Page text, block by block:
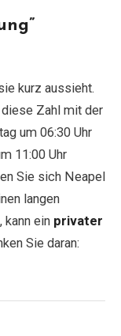
kurz aussieht.
Zahl mit der
um 06:30 Uhr
11:00 Uhr
Sie sich Neapel
langen
kann ein privater
Sie daran: